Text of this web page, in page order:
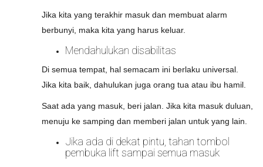
Jika kita yang terakhir masuk dan membuat alarm
berbunyi, maka kita yang harus keluar.
Mendahulukan disabilitas
Di semua tempat, hal semacam ini berlaku universal.
Jika kita baik, dahulukan juga orang tua atau ibu hamil.
Saat ada yang masuk, beri jalan. Jika kita masuk duluan,
menuju ke samping dan memberi jalan untuk yang lain.
Jika ada di dekat pintu, tahan tombol
pembuka lift sampai semua masuk